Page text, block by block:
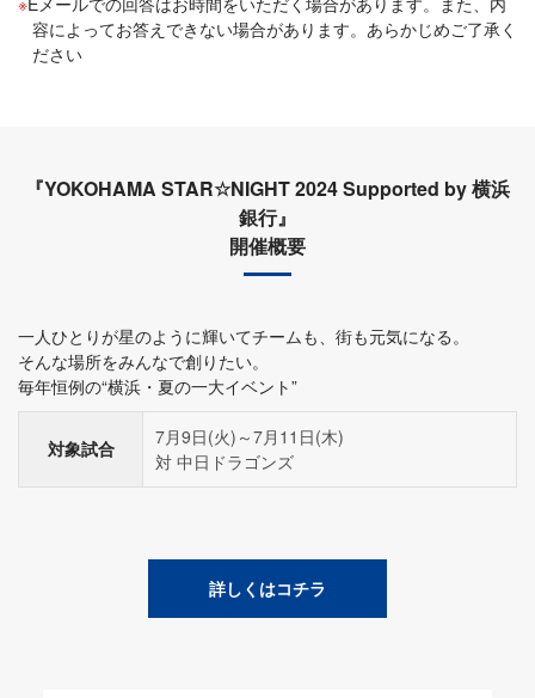
容によってお答えできない場合があります。あらかじめご了承く
ださい
『YOKOHAMA STAR☆NIGHT 2024 Supported by 横浜
銀行』
開催概要
一人ひとりが星のように輝いてチームも、街も元気になる。
そんな場所をみんなで創りたい。
毎年恒例の“横浜・夏の一大イベント”
対象試合
7月9日(火)～7月11日(木)
対 中日ドラゴンズ
詳しくはコチラ